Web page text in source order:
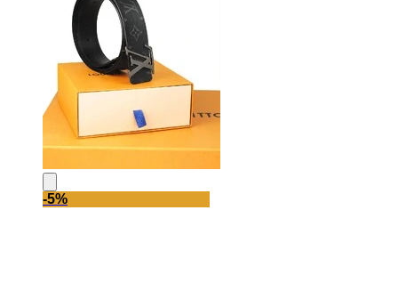
-5%